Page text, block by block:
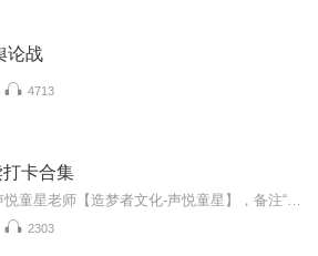
论战
4713
打卡合集
2303